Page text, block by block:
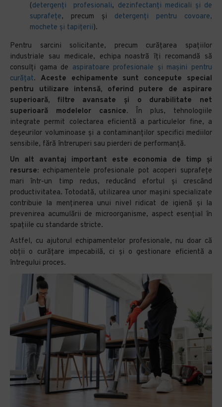
(detergenți profesionali, dezinfectanți medicali și de
suprafețe, precum și detergenți pentru covoare,
mochete și tapițerii).
Pentru sarcini solicitante, precum curățarea spațiilor
industriale sau medicale, echipa noastră îți recomandă să
consulți gama de aspiratoare profesionale și mașini pentru
curățat. Aceste echipamente sunt concepute special
pentru utilizare intensă, oferind putere de aspirare
superioară, filtre avansate și o durabilitate net
superioară modelelor casnice. În plus, tehnologiile
integrate permit colectarea eficientă a particulelor fine, a
deșeurilor voluminoase și a contaminanților specifici mediilor
sensibile, fără întreruperi sau pierderi de performanță.
Un alt avantaj important este economia de timp și
resurse: echipamentele profesionale pot acoperi suprafețe
mari într-un timp redus, reducând efortul și crescând
productivitatea. Totodată, utilizarea unor mașini specializate
contribuie la menținerea unui nivel ridicat de igienă și la
prevenirea acumulării de microorganisme, aspect esențial în
spațiile cu standarde stricte.
Astfel, cu ajutorul echipamentelor profesionale, nu doar că
obții o curățare impecabilă, ci și o gestionare eficientă a
întregului proces.